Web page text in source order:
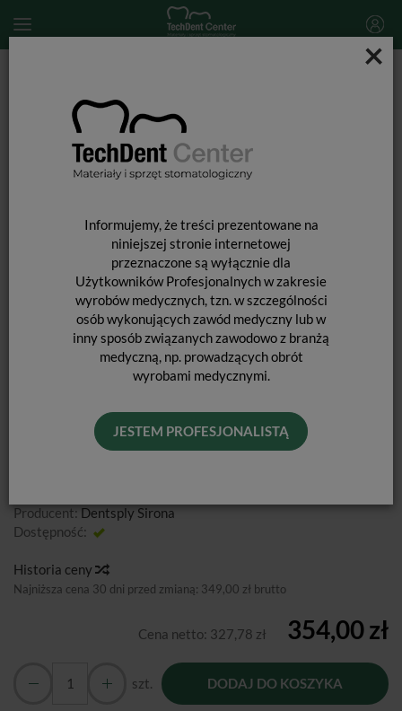
×
Informujemy, że treści prezentowane na
niniejszej stronie internetowej
przeznaczone są wyłącznie dla
Użytkowników Profesjonalnych w zakresie
wyrobów medycznych, tzn. w szczególności
osób wykonujących zawód medyczny lub w
inny sposób związanych zawodowo z branżą
medyczną, np. prowadzących obrót
wyrobami medycznymi.
JESTEM PROFESJONALISTĄ
PALODENT V3 / KLESZCZE
Producent: Dentsply Sirona
Dostępność:
Historia ceny
Najniższa cena 30 dni przed zmianą: 349,00 zł brutto
Cena netto: 327,78 zł 354,00 zł
szt. DODAJ DO KOSZYKA